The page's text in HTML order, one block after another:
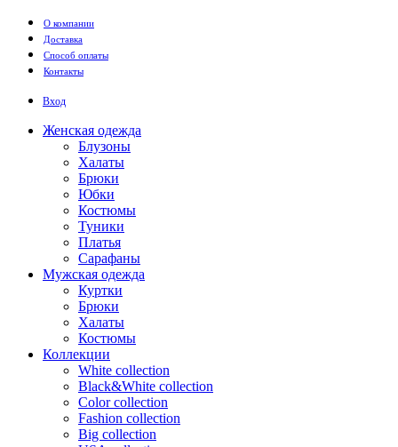
Перейти к основному содержанию
О компании
Доставка
Способ оплаты
Контакты
Вход
Женская одежда
Блузоны
Халаты
Брюки
Юбки
Костюмы
Туники
Платья
Сарафаны
Мужская одежда
Куртки
Брюки
Халаты
Костюмы
Коллекции
White collection
Black&White collection
Color collection
Fashion collection
Big collection